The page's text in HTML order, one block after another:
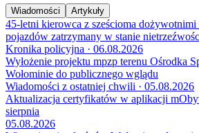
Wiadomości Artykuły
45-letni kierowca z sześcioma dożywotnimi
pojazdów zatrzymany w stanie
Kronika policyjna · 06.08.2026
Wyłożenie projektu mpzp terenu Ośrodka
Wołominie do publicznego wglądu
Wiadomości z ostatniej chwili · 05.08.2026
Aktualizacja certyfikatów w aplikacji
sierpnia
05.08.2026